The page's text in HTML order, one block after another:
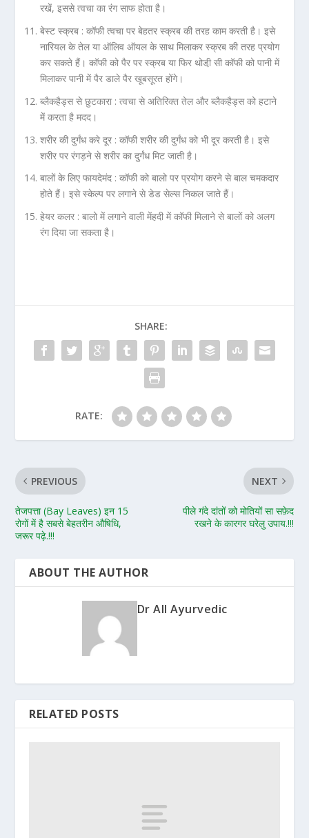
रखें, इससे त्वचा का रंग साफ होता है।
बेस्ट स्क्रब :कॉफी त्वचा पर बेहतर स्क्रब की तरह काम करती है। इसे
नारियल के तेल या ऑलिव ऑयल के साथ मिलाकर स्क्रब की तरह प्रयोग
कर सकते हैं। कॉफी को पैर पर स्क्रब या फिर थोडी़ सी कॉफी को पानी में
मिलाकर पानी में पैर डाले पैर खूबसूरत होंगे।
ब्लैकहैड्स से छुटकारा :त्वचा से अतिरिक्त तेल और ब्लैकहैड्स को हटाने
में करता है मदद।
शरीर की दुर्गंध करे दूर :कॉफी शरीर की दुर्गंध को भी दूर करती है। इसे
शरीर पर रंगड़ने से शरीर का दुर्गंध मिट जाती है।
बालों के लिए फायदेमंद :कॉफी को बालो पर प्रयोग करने से बाल चमकदार
होते हैं। इसे स्केल्प पर लगाने से डेड सेल्स निकल जाते हैं।
हेयर कलर :बालो में लगाने वाली मेंहदी में कॉफी मिलाने से बालों को अलग
रंग दिया जा सकता है।
SHARE:
RATE:
PREVIOUS
तेजपत्ता (Bay Leaves) इन 15
रोगों में है सबसे बेहतरीन औषिधि,
जरूर पढ़े.!!!
NEXT
पीले गंदे दांतों को मोतियों सा सफ़ेद
रखने के कारगर घरेलु उपाय.!!!
ABOUT THE AUTHOR
Dr All Ayurvedic
RELATED POSTS